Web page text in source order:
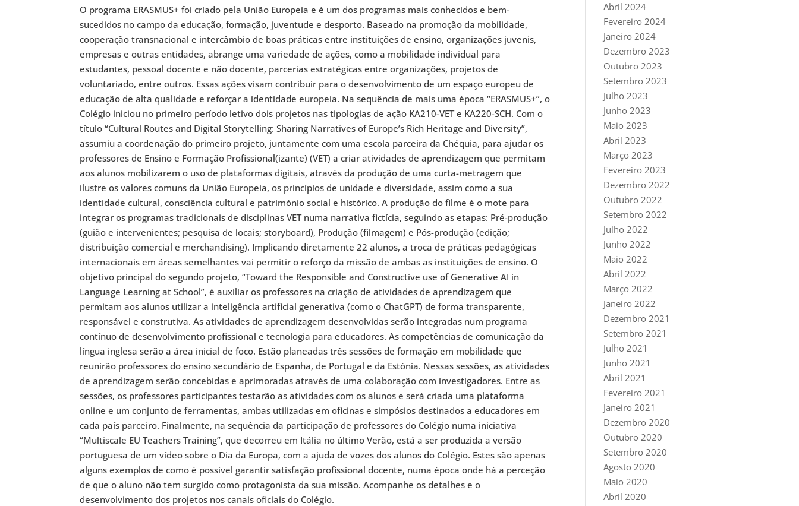
O programa ERASMUS+ foi criado pela União Europeia e é um dos programas mais conhecidos e bem-
sucedidos no campo da educação, formação, juventude e desporto. Baseado na promoção da mobilidade,
cooperação transnacional e intercâmbio de boas práticas entre instituições de ensino, organizações juvenis,
empresas e outras entidades, abrange uma variedade de ações, como a mobilidade individual para
estudantes, pessoal docente e não docente, parcerias estratégicas entre organizações, projetos de
voluntariado, entre outros. Essas ações visam contribuir para o desenvolvimento de um espaço europeu de
educação de alta qualidade e reforçar a identidade europeia. Na sequência de mais uma época “ERASMUS+”, o
Colégio iniciou no primeiro período letivo dois projetos nas tipologias de ação KA210-VET e KA220-SCH. Com o
título “Cultural Routes and Digital Storytelling: Sharing Narratives of Europe’s Rich Heritage and Diversity”,
assumiu a coordenação do primeiro projeto, juntamente com uma escola parceira da Chéquia, para ajudar os
professores de Ensino e Formação Profissional(izante) (VET) a criar atividades de aprendizagem que permitam
aos alunos mobilizarem o uso de plataformas digitais, através da produção de uma curta-metragem que
ilustre os valores comuns da União Europeia, os princípios de unidade e diversidade, assim como a sua
identidade cultural, consciência cultural e património social e histórico. A produção do filme é o mote para
integrar os programas tradicionais de disciplinas VET numa narrativa fictícia, seguindo as etapas: Pré-produção
(guião e intervenientes; pesquisa de locais; storyboard), Produção (filmagem) e Pós-produção (edição;
distribuição comercial e merchandising). Implicando diretamente 22 alunos, a troca de práticas pedagógicas
internacionais em áreas semelhantes vai permitir o reforço da missão de ambas as instituições de ensino. O
objetivo principal do segundo projeto, “Toward the Responsible and Constructive use of Generative AI in
Language Learning at School”, é auxiliar os professores na criação de atividades de aprendizagem que
permitam aos alunos utilizar a inteligência artificial generativa (como o ChatGPT) de forma transparente,
responsável e construtiva. As atividades de aprendizagem desenvolvidas serão integradas num programa
contínuo de desenvolvimento profissional e tecnologia para educadores. As competências de comunicação da
língua inglesa serão a área inicial de foco. Estão planeadas três sessões de formação em mobilidade que
reunirão professores do ensino secundário de Espanha, de Portugal e da Estónia. Nessas sessões, as atividades
de aprendizagem serão concebidas e aprimoradas através de uma colaboração com investigadores. Entre as
sessões, os professores participantes testarão as atividades com os alunos e será criada uma plataforma
online e um conjunto de ferramentas, ambas utilizadas em oficinas e simpósios destinados a educadores em
cada país parceiro. Finalmente, na sequência da participação de professores do Colégio numa iniciativa
“Multiscale EU Teachers Training”, que decorreu em Itália no último Verão, está a ser produzida a versão
portuguesa de um vídeo sobre o Dia da Europa, com a ajuda de vozes dos alunos do Colégio. Estes são apenas
alguns exemplos de como é possível garantir satisfação profissional docente, numa época onde há a perceção
de que o aluno não tem surgido como protagonista da sua missão. Acompanhe os detalhes e o
desenvolvimento dos projetos nos canais oficiais do Colégio.
Abril 2024
Fevereiro 2024
Janeiro 2024
Dezembro 2023
Outubro 2023
Setembro 2023
Julho 2023
Junho 2023
Maio 2023
Abril 2023
Março 2023
Fevereiro 2023
Dezembro 2022
Outubro 2022
Setembro 2022
Julho 2022
Junho 2022
Maio 2022
Abril 2022
Março 2022
Janeiro 2022
Dezembro 2021
Setembro 2021
Julho 2021
Junho 2021
Abril 2021
Fevereiro 2021
Janeiro 2021
Dezembro 2020
Outubro 2020
Setembro 2020
Agosto 2020
Maio 2020
Abril 2020